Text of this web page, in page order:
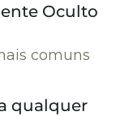
Oculto
comuns
qualquer